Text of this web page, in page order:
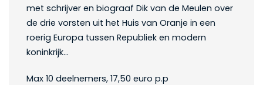
met schrijver en biograaf Dik van de Meulen over
de drie vorsten uit het Huis van Oranje in een
roerig Europa tussen Republiek en modern
koninkrijk…
Max 10 deelnemers, 17,50 euro p.p